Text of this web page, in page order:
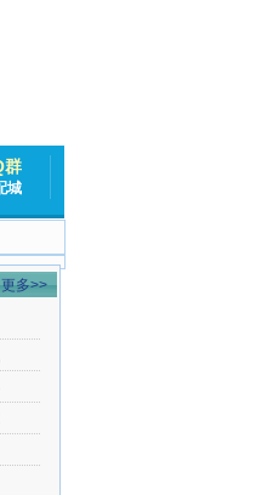
群
城
更多>>